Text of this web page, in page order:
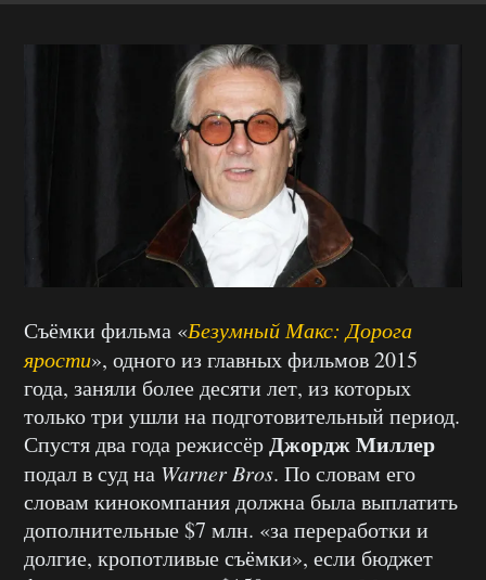
Съёмки фильма «Безумный Макс: Дорога
ярости», одного из главных фильмов 2015
года, заняли более десяти лет, из которых
только три ушли на подготовительный период.
Спустя два года режиссёрДжордж Миллер
подал в суд на Warner Bros. По словам его
словам кинокомпания должна была выплатить
дополнительные $7 млн. «за переработки и
долгие, кропотливые съёмки», если бюджет